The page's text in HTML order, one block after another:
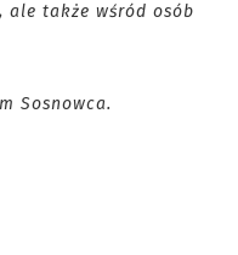
ale także wśród osób
Sosnowca.